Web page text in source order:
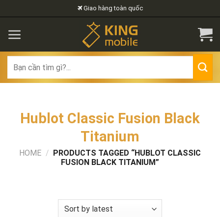
to
content
Giao hàng toàn quốc
for:
Hublot Classic Fusion Black
Titanium
HOME / PRODUCTS TAGGED “HUBLOT CLASSIC
FUSION BLACK TITANIUM”